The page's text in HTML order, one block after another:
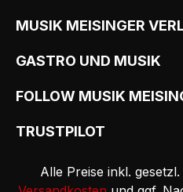
MUSIK MEISINGER
GASTRO UND MUSIK
FOLLOW MUSIK
TRUSTPILOT
Alle Preise inkl.